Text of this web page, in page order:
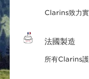
Clarins致力實
法國製造
所有Clarins護